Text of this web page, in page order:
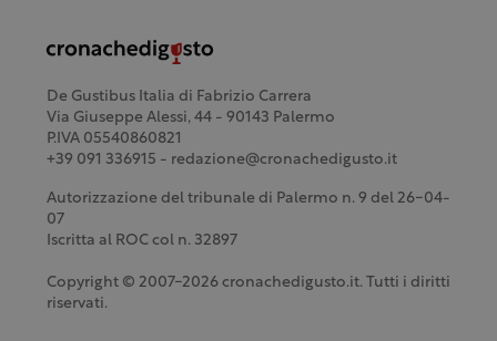
De Gustibus Italia di Fabrizio Carrera
Via Giuseppe Alessi, 44 - 90143 Palermo
P.IVA 05540860821
+39 091 336915 - redazione@cronachedigusto.it
Autorizzazione del tribunale di Palermo n. 9 del 26-04-
07
Iscritta al ROC col n. 32897
Copyright © 2007-2026 cronachedigusto.it. Tutti i diritti
riservati.